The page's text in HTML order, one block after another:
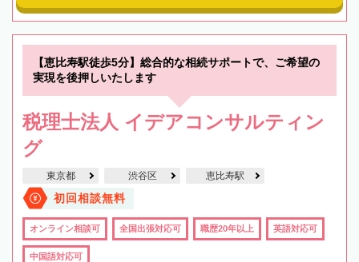
【恵比寿駅徒歩5分】総合的な相続サポートで、ご希望の
実現を後押しいたします
税理士法人 イデアコンサルティン
グ
東京都 渋谷区 恵比寿駅
初回相談無料
オンライン相談可 全国出張対応可 職歴20年以上 英語対応可
中国語対応可